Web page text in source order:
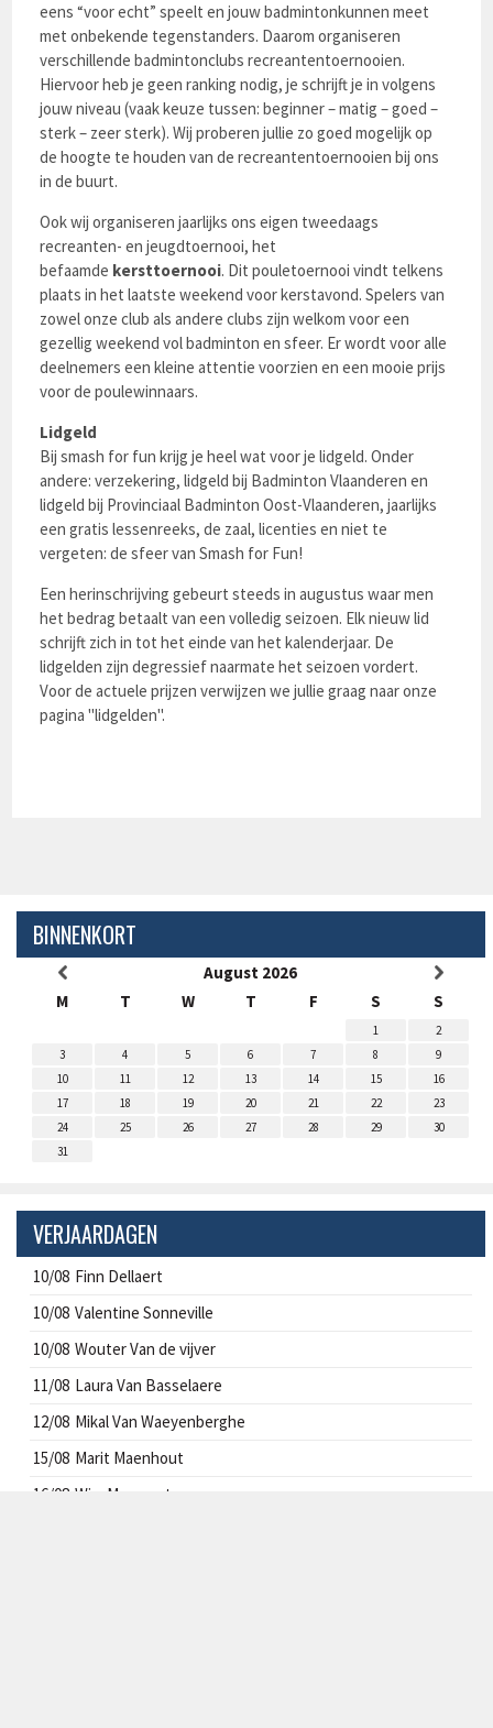
eens “voor echt” speelt en jouw badmintonkunnen meet
met onbekende tegenstanders. Daarom organiseren
verschillende badmintonclubs recreantentoernooien.
Hiervoor heb je geen ranking nodig, je schrijft je in volgens
jouw niveau (vaak keuze tussen: beginner – matig – goed –
sterk – zeer sterk). Wij proberen jullie zo goed mogelijk op
de hoogte te houden van de recreantentoernooien bij ons
in de buurt.
Ook wij organiseren jaarlijks ons eigen tweedaags
recreanten- en jeugdtoernooi, het
befaamde kersttoernooi. Dit pouletoernooi vindt telkens
plaats in het laatste weekend voor kerstavond. Spelers van
zowel onze club als andere clubs zijn welkom voor een
gezellig weekend vol badminton en sfeer. Er wordt voor alle
deelnemers een kleine attentie voorzien en een mooie prijs
voor de poulewinnaars.
Lidgeld
Bij smash for fun krijg je heel wat voor je lidgeld. Onder
andere: verzekering, lidgeld bij Badminton Vlaanderen en
lidgeld bij Provinciaal Badminton Oost-Vlaanderen, jaarlijks
een gratis lessenreeks, de zaal, licenties en niet te
vergeten: de sfeer van Smash for Fun!
Een herinschrijving gebeurt steeds in augustus waar men
het bedrag betaalt van een volledig seizoen. Elk nieuw lid
schrijft zich in tot het einde van het kalenderjaar. De
lidgelden zijn degressief naarmate het seizoen vordert.
Voor de actuele prijzen verwijzen we jullie graag naar onze
pagina "lidgelden".
BINNENKORT
August 2026
M
T W T F S S
1
2
3
4 5 6 7 8
9
10
11 12 13 14 15
16
17
18 19 20 21 22
23
24
25 26 27 28 29
30
31
VERJAARDAGEN
10/08 Finn Dellaert
10/08 Valentine Sonneville
10/08 Wouter Van de vijver
11/08 Laura Van Basselaere
12/08 Mikal Van Waeyenberghe
15/08 Marit Maenhout
16/08 Wim Meyvaert